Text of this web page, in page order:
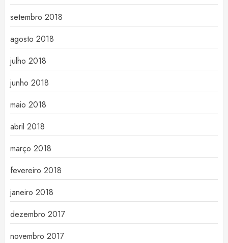
setembro 2018
agosto 2018
julho 2018
junho 2018
maio 2018
abril 2018
março 2018
fevereiro 2018
janeiro 2018
dezembro 2017
novembro 2017